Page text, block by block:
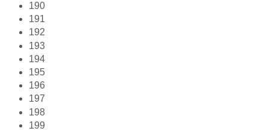
190
191
192
193
194
195
196
197
198
199